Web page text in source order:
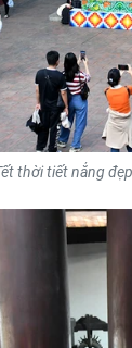
thời tiết nắng